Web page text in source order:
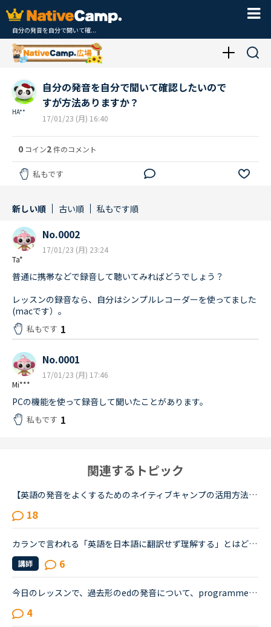
自分の発音を自分で聞いて確...
HA**
自分の発音を自分で聞いて確認したいので
すが方法ありますか？
17/01/23 (月) 16:40
0 コイン2件のコメント
私もです
新しい順 古い順 私もです順
Ta*
No.0002
17/01/23 (月) 23:24
普通に携帯などで録音して聴いてみればどうでしょう？
レッスンの録音なら、自分はシンプルレコーダーを使ってました
(macです）。
私もです 1
Mi***
No.0001
17/01/23 (月) 17:46
PCの機能を使って録音して聞いたことがあります。
私もです 1
関連するトピック
【英語の発音をよくするためのネイティブキャンプの活用方法について】私は発音をよくしたいと考えています。そのためにネイティブキャンプをいかに活用してそれができるのか悩んおり、皆様のご意見・体験談を教...
18
カランで言われる「英語を日本語に翻訳せず理解する」とはどういうことですか？私自身はカラン1からはじめ、今はカラン5に入ったところです。聞きたいのは●英語のまま理解できているのか？日本語に翻訳してしまっ...
講師 6
今日のレッスンで、過去形のedの発音について、programmedやbeamedのようにmのあとにedが続く場合は、最後の部分は（ｂ）のように発音すると先生が説明し、programmed(b)とチャットボックスに書き入れ、プログラ...
4